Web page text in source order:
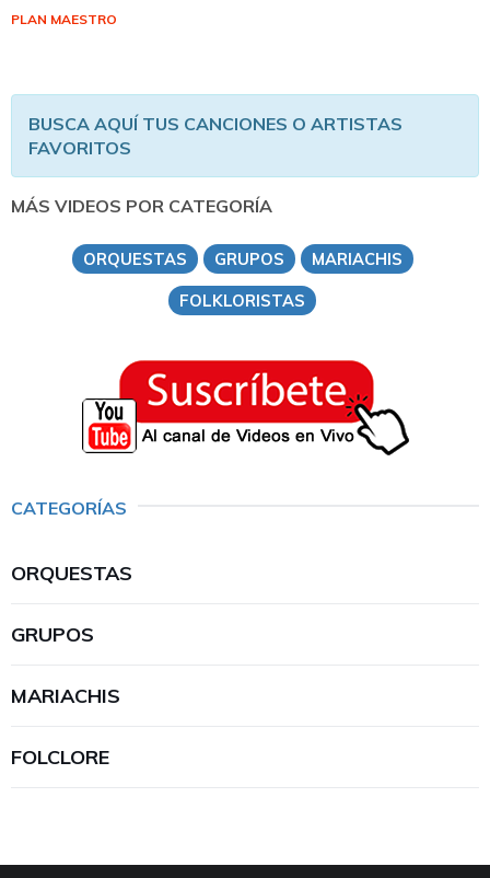
PLAN MAESTRO
BUSCA AQUÍ TUS CANCIONES O ARTISTAS
FAVORITOS
MÁS VIDEOS POR CATEGORÍA
ORQUESTAS GRUPOS
MARIACHIS
FOLKLORISTAS
CATEGORÍAS
ORQUESTAS
GRUPOS
MARIACHIS
FOLCLORE